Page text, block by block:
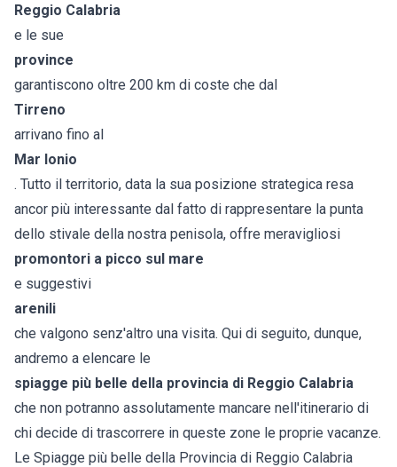
Reggio Calabria
e le sue
province
garantiscono oltre 200 km di coste che dal
Tirreno
arrivano fino al
Mar Ionio
. Tutto il territorio, data la sua posizione strategica resa
ancor più interessante dal fatto di rappresentare la punta
dello stivale della nostra penisola, offre meravigliosi
promontori a picco sul mare
e suggestivi
arenili
che valgono senz'altro una visita. Qui di seguito, dunque,
andremo a elencare le
spiagge più belle della provincia di Reggio Calabria
che non potranno assolutamente mancare nell'itinerario di
chi decide di trascorrere in queste zone le proprie vacanze.
Le Spiagge più belle della Provincia di Reggio Calabria